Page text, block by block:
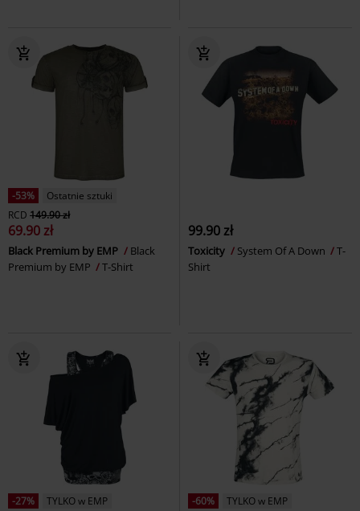
-53%
Ostatnie sztuki
RCD 149.90 zł
69.90 zł
Black Premium by EMP
Black
Premium by EMP
T-Shirt
99.90 zł
Toxicity System Of A Down
T-
Shirt
-27%
TYLKO w EMP
-60%
TYLKO w EMP